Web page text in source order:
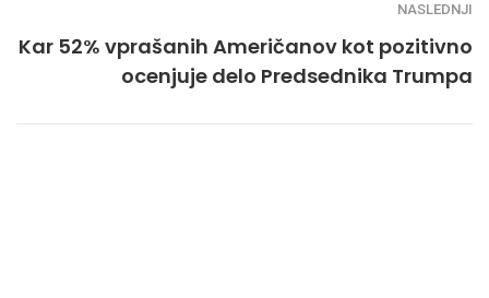
NASLEDNJI
Kar 52% vprašanih Američanov kot pozitivno
ocenjuje delo Predsednika Trumpa